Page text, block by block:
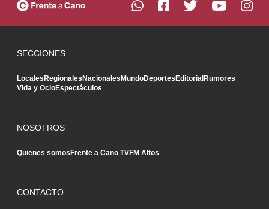
SECCIONES
Locales Regionales Nacionales MundoDeportes Editorial Rumores
Vida y OcioEspectáculos
NOSOTROS
Quienes somos Frente a Cano TVFM Altos
CONTACTO